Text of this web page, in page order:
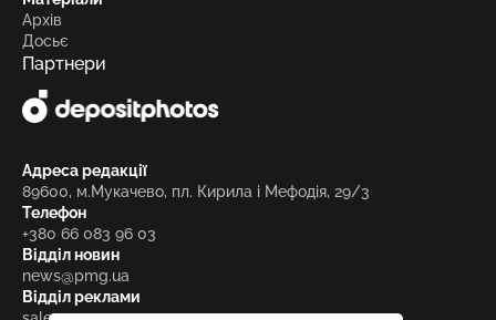
Архів
Досьє
Партнери
Адреса редакції
89600, м.Мукачево, пл. Кирила і Мефодія, 29/3
Телефон
+380 66 083 96 03
Відділ новин
news@pmg.ua
Відділ реклами